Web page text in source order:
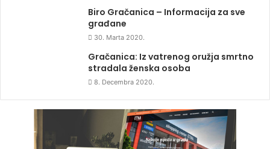
Biro Gračanica – Informacija za sve
građane
30. Marta 2020.
Gračanica: Iz vatrenog oružja smrtno
stradala ženska osoba
8. Decembra 2020.